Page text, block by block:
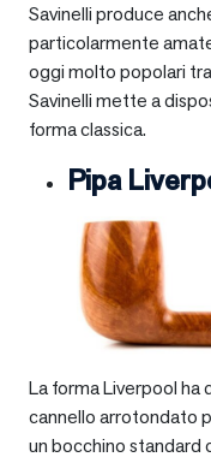
Savinelli produce
particolarmente
oggi molto popolari
Savinelli mette a
forma classica.
Pipa
La forma Liverpool ha
cannello arrotondato
un bocchino standard